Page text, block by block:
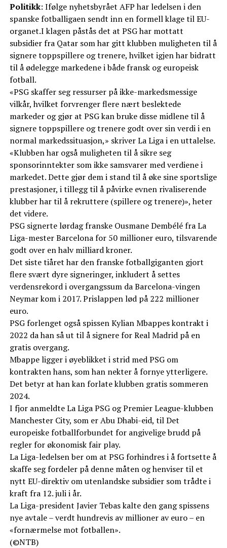
Politikk: Ifølge nyhetsbyrået AFP har ledelsen i den
spanske fotballigaen sendt inn en formell klage til EU-
organet.I klagen påstås det at PSG har mottatt
subsidier fra Qatar som har gitt klubben muligheten til å
signere toppspillere og trenere, hvilket igjen har bidratt
til å ødelegge markedene i både fransk og europeisk
fotball.
«PSG skaffer seg ressurser på ikke-markedsmessige
vilkår, hvilket forvrenger flere nært beslektede
markeder og gjør at PSG kan bruke disse midlene til å
signere toppspillere og trenere godt over sin verdi i en
normal markedssituasjon,» skriver La Liga i en uttalelse.
«Klubben har også muligheten til å sikre seg
sponsorinntekter som ikke samsvarer med verdiene i
markedet. Dette gjør dem i stand til å øke sine sportslige
prestasjoner, i tillegg til å påvirke evnen rivaliserende
klubber har til å rekruttere (spillere og trenere)», heter
det videre.
PSG signerte lørdag franske Ousmane Dembélé fra La
Liga-mester Barcelona for 50 millioner euro, tilsvarende
godt over en halv milliard kroner.
Det siste tiåret har den franske fotballgiganten gjort
flere svært dyre signeringer, inkludert å settes
verdensrekord i overgangssum da Barcelona-vingen
Neymar kom i 2017. Prislappen lød på 222 millioner
euro.
PSG forlenget også spissen Kylian Mbappes kontrakt i
2022 da han så ut til å signere for Real Madrid på en
gratis overgang.
Mbappe ligger i øyeblikket i strid med PSG om
kontrakten hans, som han nekter å fornye ytterligere.
Det betyr at han kan forlate klubben gratis sommeren
2024.
I fjor anmeldte La Liga PSG og Premier League-klubben
Manchester City, som er Abu Dhabi-eid, til Det
europeiske fotballforbundet for angivelige brudd på
regler for økonomisk fair play.
La Liga-ledelsen ber om at PSG forhindres i å fortsette å
skaffe seg fordeler på denne måten og henviser til et
nytt EU-direktiv om utenlandske subsidier som trådte i
kraft fra 12. juli i år.
La Liga-president Javier Tebas kalte den gang spissens
nye avtale – verdt hundrevis av millioner av euro – en
«fornærmelse mot fotballen».
(©NTB)